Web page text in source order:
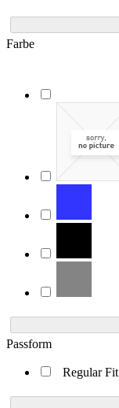
Farbe
Passform
Regular Fit